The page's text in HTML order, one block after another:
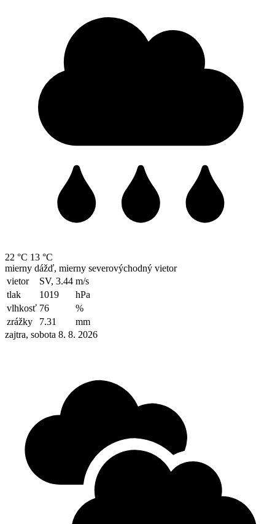
22 °C 13 °C
mierny dážď, mierny severovýchodný vietor
vietor
SV, 3.44 m/s
tlak
1019
hPa
vlhkosť 76
%
zrážky
7.31
mm
zajtra, sobota 8. 8. 2026